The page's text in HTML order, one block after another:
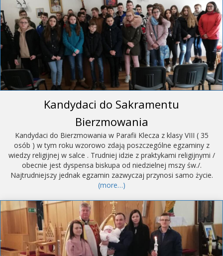
Kandydaci do Sakramentu
Bierzmowania
Kandydaci do Bierzmowania w Parafii Klecza z klasy VIII ( 35
osób ) w tym roku wzorowo zdają poszczególne egzaminy z
wiedzy religijnej w salce . Trudniej idzie z praktykami religijnymi /
obecnie jest dyspensa biskupa od niedzielnej mszy św./.
Najtrudniejszy jednak egzamin zazwyczaj przynosi samo życie.
(more…)